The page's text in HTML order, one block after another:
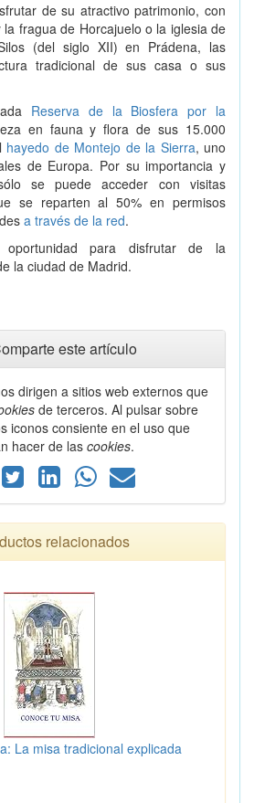
de su atractivo patrimonio, con
fragua de Horcajuelo o la iglesia de
(del siglo XII) en Prádena, las
tradicional de sus casa o sus
Reserva de la Biosfera por la
en fauna y flora de sus 15.000
hayedo de Montejo de la Sierra, uno
de Europa. Por su importancia y
se puede acceder con visitas
se reparten al 50% en permisos
a través de la red.
para disfrutar de la
la ciudad de Madrid.
este artículo
dirigen a sitios web externos que
de terceros. Al pulsar sobre
iconos consiente en el uso que
hacer de las cookies.
relacionados
La misa tradicional explicada